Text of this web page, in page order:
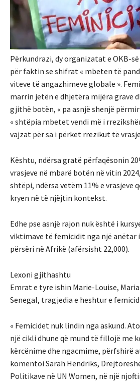
Përkundrazi, dy organizatat e OKB-
për faktin se shifrat « mbeten të
viteve të angazhimeve globale ».
marrin jetën e dhjetëra mijëra grave
gjithë botën, « pa asnjë shenjë
« shtëpia mbetet vendi më i
vajzat për sa i përket rrezikut të
Kështu, ndërsa gratë përfaqësonin
vrasjeve në mbarë botën në vitin
shtëpi, ndërsa vetëm 11% e vrasjeve
kryen në të njëjtin kontekst.
Edhe pse asnjë rajon nuk është i
viktimave të femicidit nga një anëtar
përsëri në Afrikë (afërsisht 22,000).
Lexoni gjithashtu
Emrat e tyre ishin Marie-Louise,
Senegal, tragjedia e heshtur e
« Femicidet nuk lindin nga askund.
një cikli dhune që mund të fillojë me
kërcënime dhe ngacmime, përfshirë
komentoi Sarah Hendriks,
Politikave në UN Women, në një